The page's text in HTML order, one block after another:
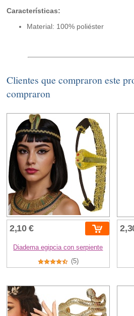
Características:
Material: 100% poliéster
Clientes que compraron este
compraron
2,10 €
Diadema egipcia con serpiente
(5)